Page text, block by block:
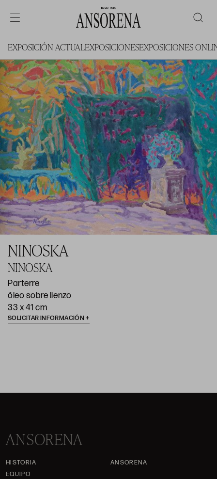
EXPOSICIÓN ACTUALEXPOSICIONESEXPOSICIONES
NINOSKA
NINOSKA
Parterre
óleo sobre lienzo
33 x 41 cm
SOLICITAR INFORMACIÓN
ANSORENA
HISTORIA
ANSORENA
EQUIPO